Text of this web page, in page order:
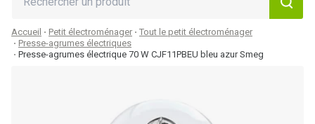
Accueil Petit électroménager
Tout le petit électroménager
Presse-agrumes électriques
Presse-agrumes électrique 70 W CJF11PBEU bleu azur Smeg